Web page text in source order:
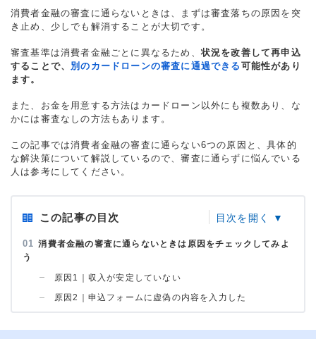
消費者金融の審査に通らないときは、まずは審査落ちの原因を突
き止め、少しでも解消することが大切です。
審査基準は消費者金融ごとに異なるため、状況を改善して再申込
することで、 別のカードローンの審査に通過できる 可能性があり
ます。
また、お金を用意する方法はカードローン以外にも複数あり、な
かには審査なしの方法もあります。
この記事では消費者金融の審査に通らない6つの原因と、具体的
な解決策について解説しているので、審査に通らずに悩んでいる
人は参考にしてください。
この記事の目次
消費者金融の審査に通らないときは原因をチェックしてみよ
う
原因1｜収入が安定していない
原因2｜申込フォームに虚偽の内容を入力した